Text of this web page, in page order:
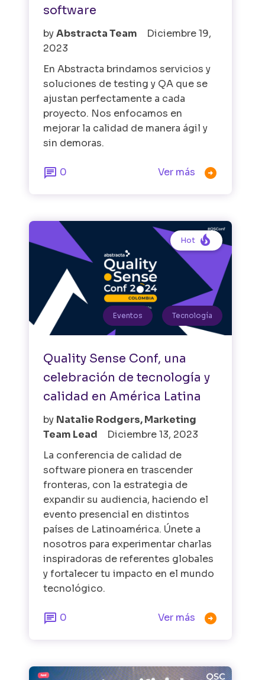
software
byAbstracta Team
Diciembre 19,
2023
En Abstracta brindamos servicios y
soluciones de testing y QA que se
ajustan perfectamente a cada
proyecto. Nos enfocamos en
mejorar la calidad de manera ágil y
sin demoras.
 0 Ver más 
Hot 
Eventos Tecnología
Quality Sense Conf, una
celebración de tecnología y
calidad en América Latina
by Natalie Rodgers, Marketing
Team Lead
Diciembre 13, 2023
La conferencia de calidad de
software pionera en trascender
fronteras, con la estrategia de
expandir su audiencia, haciendo el
evento presencial en distintos
países de Latinoamérica. Únete a
nosotros para experimentar charlas
inspiradoras de referentes globales
y fortalecer tu impacto en el mundo
tecnológico.
 0 Ver más 